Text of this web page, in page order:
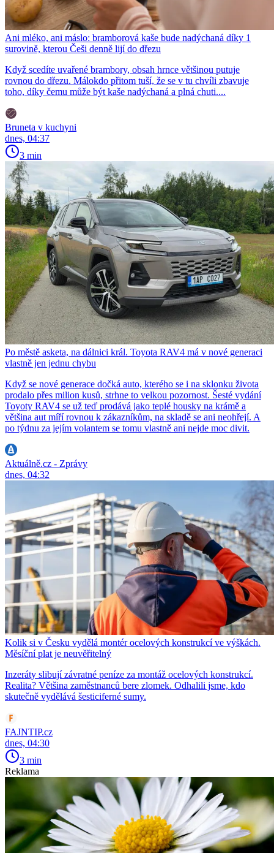
Ani mléko, ani máslo: bramborová kaše bude nadýchaná díky 1
surovině, kterou Češi denně lijí do dřezu
Když scedíte uvařené brambory, obsah hrnce většinou putuje
rovnou do dřezu. Málokdo přitom tuší, že se v tu chvíli zbavuje
toho, díky čemu může být kaše nadýchaná a plná chuti....
Bruneta v kuchyni
dnes, 04:37
3 min
Po městě asketa, na dálnici král. Toyota RAV4 má v nové generaci
vlastně jen jednu chybu
Když se nové generace dočká auto, kterého se i na sklonku života
prodalo přes milion kusů, strhne to velkou pozornost. Šesté vydání
Toyoty RAV4 se už teď prodává jako teplé housky na krámě a
většina aut míří rovnou k zákazníkům, na skladě se ani neohřejí. A
po týdnu za jejím volantem se tomu vlastně ani nejde moc divit.
Aktuálně.cz - Zprávy
dnes, 04:32
Kolik si v Česku vydělá montér ocelových konstrukcí ve výškách.
Měsíční plat je neuvěřitelný
Inzeráty slibují závratné peníze za montáž ocelových konstrukcí.
Realita? Většina zaměstnanců bere zlomek. Odhalili jsme, kdo
skutečně vydělává šesticiferné sumy.
FAJNTIP.cz
dnes, 04:30
3 min
Reklama